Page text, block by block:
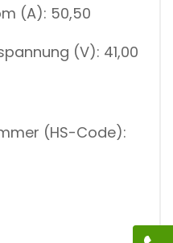
(A): 50,50
(V): 41,00
(HS-Code):